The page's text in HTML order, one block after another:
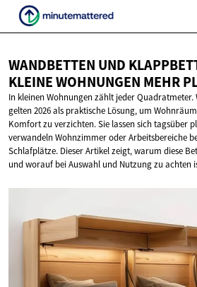
WANDBETTEN UND
KLEINE WOHNUNGEN MEHR
In kleinen Wohnungen zählt jeder
gelten 2026 als praktische Lösung, um
Komfort zu verzichten. Sie lassen sich tagsüber
verwandeln Wohnzimmer oder Arbeitsbereiche
Schlafplätze. Dieser Artikel zeigt, warum diese
und worauf bei Auswahl und Nutzung zu achten